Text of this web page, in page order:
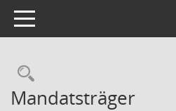
Toggle navigation
Rechercheauswahl
Mandatsträger